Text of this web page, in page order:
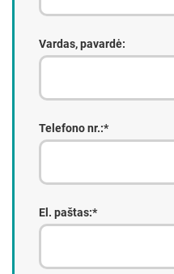
Vardas, pavardė:
Telefono nr.:*
El. paštas:*